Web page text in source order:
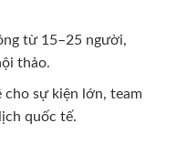
từ 15–25 người,
thảo.
sự kiện lớn, team
quốc tế.